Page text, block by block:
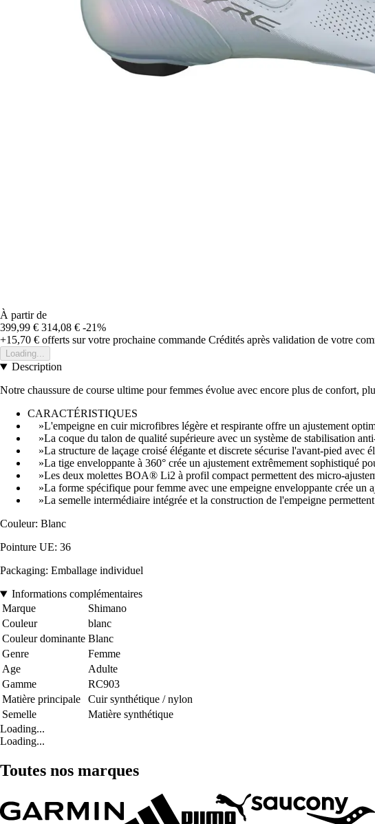
À partir de
399,99 € 314,08 € -21%
+15,70 € offerts sur votre prochaine commande Crédités après validation de votre
Loading...
Description
Notre chaussure de course ultime pour femmes évolue avec encore plus de confort,
CARACTÉRISTIQUES
»L'empeigne en cuir microfibres légère et respirante offre un ajustement
»La coque du talon de qualité supérieure avec un système de stabilisation
»La structure de laçage croisé élégante et discrete sécurise l'avant-pied avec
»La tige enveloppante à 360° crée un ajustement extrêmement sophistiqué
»Les deux molettes BOA® Li2 à profil compact permettent des micro-
»La forme spécifique pour femme avec une empeigne enveloppante crée un
»La semelle intermédiaire intégrée et la construction de l'empeigne
Couleur: Blanc
Pointure UE: 36
Packaging: Emballage individuel
Informations complémentaires
Marque
Shimano
Couleur
blanc
Couleur dominante Blanc
Genre
Femme
Age
Adulte
Gamme
RC903
Matière principale
Cuir synthétique / nylon
Semelle
Matière synthétique
Loading...
Loading...
Toutes nos marques